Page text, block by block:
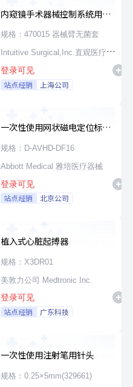
内窥镜手术器械控制系统用无
源器械和附件
规格：470015 器械臂无菌套
Intuitive Surgical,Inc.直观医疗公
司
登录可见
站点经销 上海公司
一次性使用网状磁电定位标测
导管
规格：D-AVHD-DF16
Abbott Medical 雅培医疗器械
登录可见
站点经销 北京公司
植入式心脏起搏器
规格：X3DR01
美敦力公司 Medtronic Inc.
登录可见
站点经销 广东科技
一次性使用注射笔用针头
规格：0.25×5mm(329661)